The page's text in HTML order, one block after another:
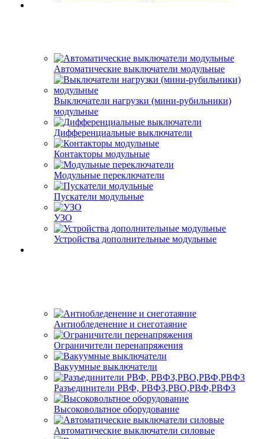
Автоматические выключатели модульные
Выключатели нагрузки (мини-рубильники)
модульные
Дифференциальные выключатели
Контакторы модульные
Модульные переключатели
Пускатели модульные
УЗО
Устройства дополнительные модульные
Антиобледенение и снеготаяние
Ограничители перенапряжения
Вакуумные выключатели
Разъединители РВФ, РВФЗ,РВО,РВФ,РВФЗ
Высоковольтное оборудование
Автоматические выключатели cиловые